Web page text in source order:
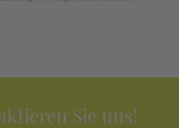
Sie uns!